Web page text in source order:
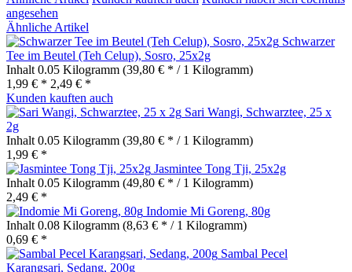
angesehen
Ähnliche Artikel
Schwarzer
Tee im Beutel (Teh Celup), Sosro, 25x2g
Inhalt 0.05 Kilogramm (39,80 € * / 1 Kilogramm)
1,99 € * 2,49 € *
Kunden kauften auch
Sari Wangi, Schwarztee, 25 x
2g
Inhalt 0.05 Kilogramm (39,80 € * / 1 Kilogramm)
1,99 € *
Jasmintee Tong Tji, 25x2g
Inhalt 0.05 Kilogramm (49,80 € * / 1 Kilogramm)
2,49 € *
Indomie Mi Goreng, 80g
Inhalt 0.08 Kilogramm (8,63 € * / 1 Kilogramm)
0,69 € *
Sambal Pecel
Karangsari, Sedang, 200g